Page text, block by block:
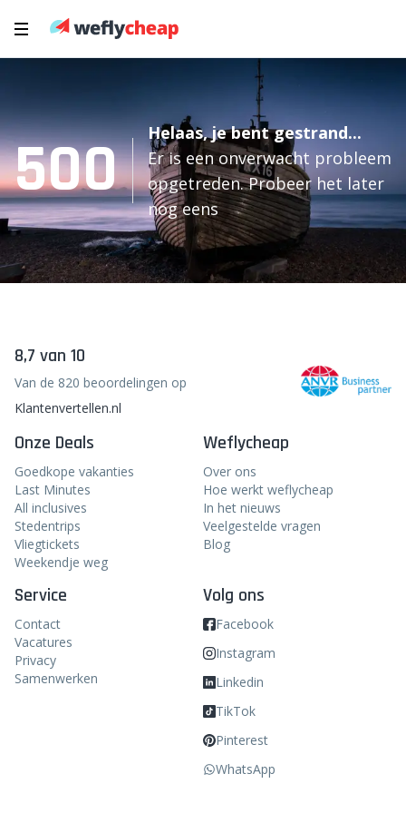
500
Helaas, je bent gestrand...
Er is een onverwacht probleem
opgetreden. Probeer het later
nog eens
8,7 van 10
Van de 820 beoordelingen op
Klantenvertellen.nl
Onze Deals
Goedkope vakanties
Last Minutes
All inclusives
Stedentrips
Vliegtickets
Weekendje weg
Weflycheap
Over ons
Hoe werkt weflycheap
In het nieuws
Veelgestelde vragen
Blog
Service
Contact
Vacatures
Privacy
Samenwerken
Volg ons
Facebook
Instagram
Linkedin
TikTok
Pinterest
WhatsApp